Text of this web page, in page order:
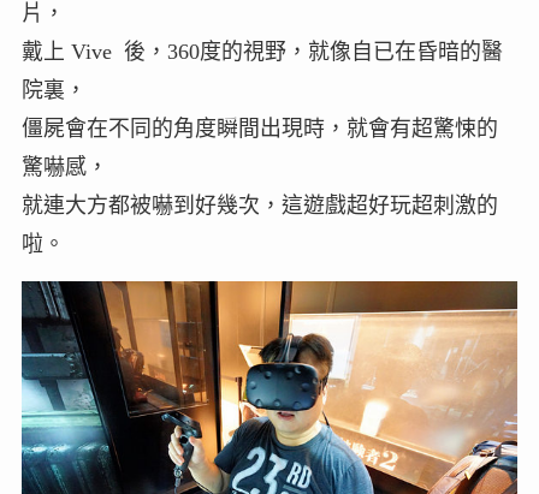
片，
戴上 Vive 後，360度的視野，就像自已在昏暗的醫
院裏，
僵屍會在不同的角度瞬間出現時，就會有超驚悚的
驚嚇感，
就連大方都被嚇到好幾次，這遊戲超好玩超刺激的
啦。